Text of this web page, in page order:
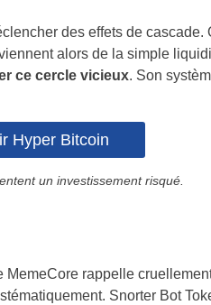
des effets de cascade.
alors de la simple
ce cercle vicieux. Son
Hyper Bitcoin
un investissement risqué.
rappelle
Snorter Bot